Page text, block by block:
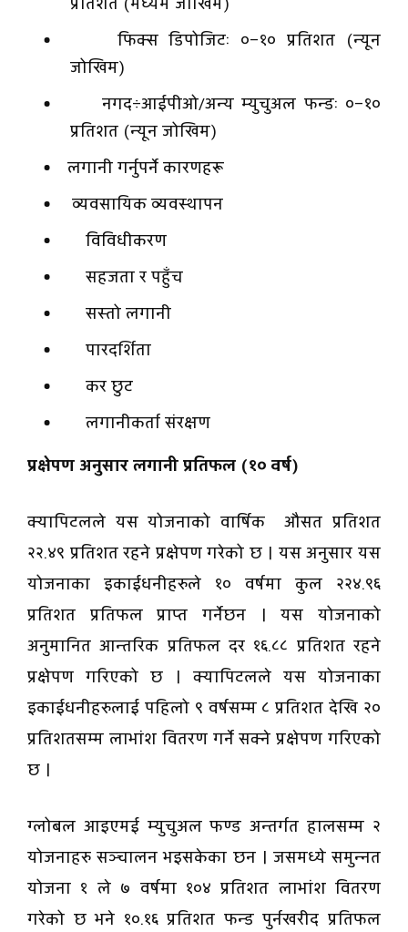
फिक्स डिपोजिटः ०–१० प्रतिशत (न्यून
जोखिम)
नगद÷आईपीओ/अन्य म्युचुअल फन्डः ०–१०
प्रतिशत (न्यून जोखिम)
लगानी गर्नुपर्ने कारणहरू
व्यवसायिक व्यवस्थापन
विविधीकरण
सहजता र पहुँच
सस्तो लगानी
पारदर्शिता
कर छुट
लगानीकर्ता संरक्षण
प्रक्षेपण अनुसार लगानी प्रतिफल (१० वर्ष)
क्यापिटलले यस योजनाको वार्षिक औसत प्रतिशत
२२.४९ प्रतिशत रहने प्रक्षेपण गरेको छ । यस अनुसार यस
योजनाका इकाईधनीहरुले १० वर्षमा कुल २२४.९६
प्रतिशत प्रतिफल प्राप्त गर्नेछन । यस योजनाको
अनुमानित आन्तरिक प्रतिफल दर १६.८८ प्रतिशत रहने
प्रक्षेपण गरिएको छ । क्यापिटलले यस योजनाका
इकाईधनीहरुलाई पहिलो ९ वर्षसम्म ८ प्रतिशत देखि २०
प्रतिशतसम्म लाभांश वितरण गर्ने सक्ने प्रक्षेपण गरिएको
छ ।
ग्लोबल आइएमई म्युचुअल फण्ड अन्तर्गत हालसम्म २
योजनाहरु सञ्चालन भइसकेका छन । जसमध्ये समुन्नत
योजना १ ले ७ वर्षमा १०४ प्रतिशत लाभांश वितरण
गरेको छ भने १०.१६ प्रतिशत फन्ड पुर्नखरीद प्रतिफल